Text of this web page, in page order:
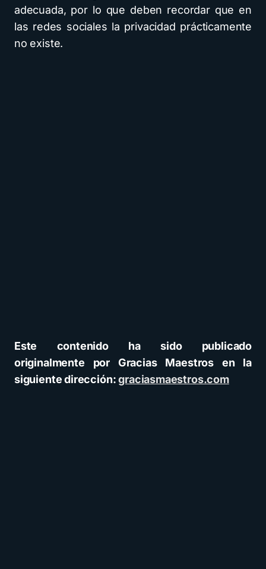
adecuada, por lo que deben recordar que en
las redes sociales la privacidad prácticamente
no existe.
Este contenido ha sido publicado
originalmente por Gracias Maestros en la
siguiente dirección:graciasmaestros.com